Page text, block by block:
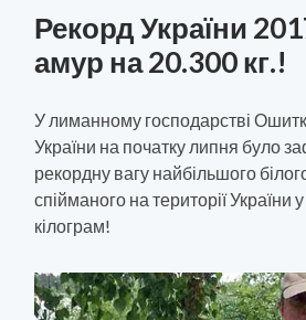
Рекорд України
амур на 20.300 кг.!
У лиманному господарстві
України на початку липня було
рекордну вагу найбільшого
спійманого на території України
кілограм!